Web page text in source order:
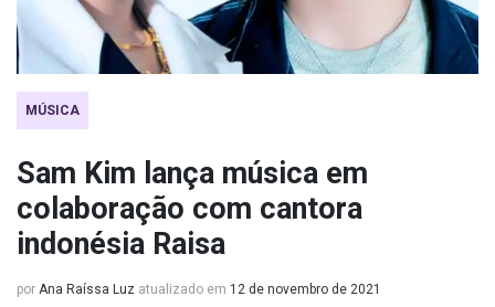
MÚSICA
Sam Kim lança música em
colaboração com cantora
indonésia Raisa
por Ana Raíssa Luz atualizado em 12 de novembro de 2021